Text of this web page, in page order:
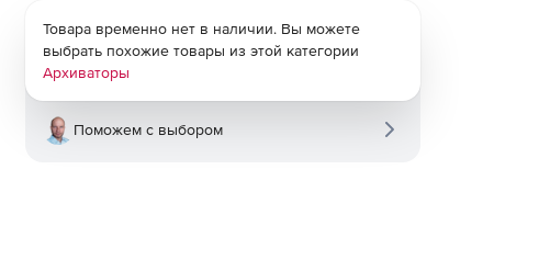
Товара временно нет в наличии. Вы можете
выбрать похожие товары из этой категории
Архиваторы
Поможем с выбором